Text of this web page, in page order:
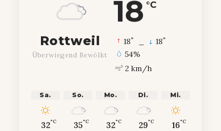
18 °C
Rottweil
Überwiegend Bewölkt
18° 18°
54%
2 km/h
Sa.
32°C
So.
35°C
Mo.
32°C
Di.
29°C
Mi.
16°C